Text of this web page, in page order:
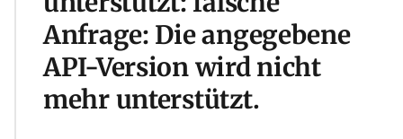
Anfrage: Die angegebene
API-Version wird nicht
mehr unterstützt.